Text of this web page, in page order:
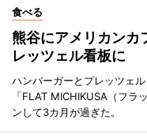
食べる
熊谷にアメリカン
レッツェル看板に
ハンバーガーとプレッツェ
「FLAT MICHIKUSA（フラ
ンして3カ月が過ぎた。